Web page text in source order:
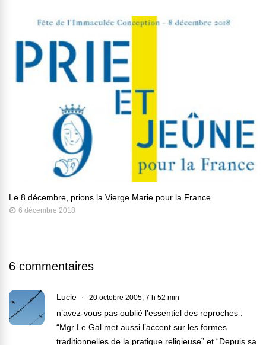
Le 8 décembre, prions la Vierge Marie pour la France
6 décembre 2018
6 commentaires
Lucie 20 octobre 2005, 7 h 52 min
n’avez-vous pas oublié l’essentiel des reproches :
“Mgr Le Gal met aussi l’accent sur les formes
traditionnelles de la pratique religieuse” et “Depuis sa